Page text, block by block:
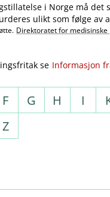
i Norge må det
ulikt som følge av
Direktoratet for medisinske
se Informasjon
F G H I
Z